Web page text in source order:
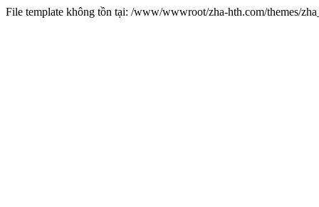
File template không tồn tại: /www/wwwroot/zha-hth.com/themes/